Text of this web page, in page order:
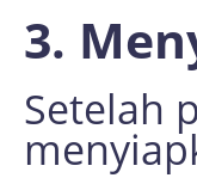
3.
Setelah